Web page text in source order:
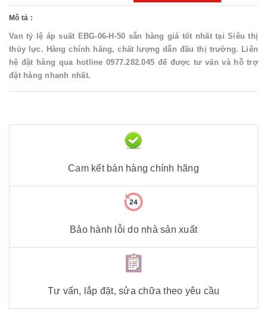
Mô tả :
Van tỷ lệ áp suất EBG-06-H-50 sẵn hàng giá tốt nhất tại Siêu thị
thủy lực. Hàng chính hãng, chất lượng dẫn đầu thị trường. Liên
hệ đặt hàng qua hotline 0977.282.045 để được tư vấn và hỗ trợ
đặt hàng nhanh nhất.
Cam kết bán hàng chính hãng
Bảo hành lỗi do nhà sản xuất
Tư vấn, lắp đặt, sửa chữa theo yêu cầu